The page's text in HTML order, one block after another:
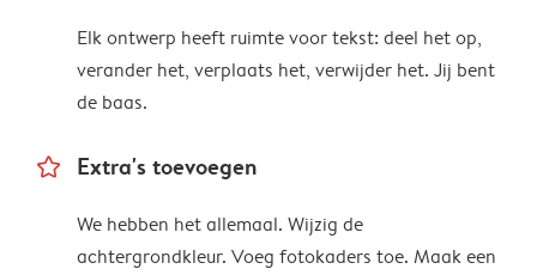
Elk ontwerp heeft ruimte voor tekst: deel het op,
verander het, verplaats het, verwijder het. Jij bent
de baas.
star_outline Extra's toevoegen
We hebben het allemaal. Wijzig de
achtergrondkleur. Voeg fotokaders toe. Maak een